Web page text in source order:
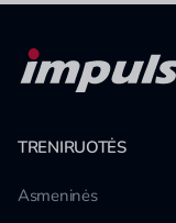
TRENIRUOTĖS
Asmeninės